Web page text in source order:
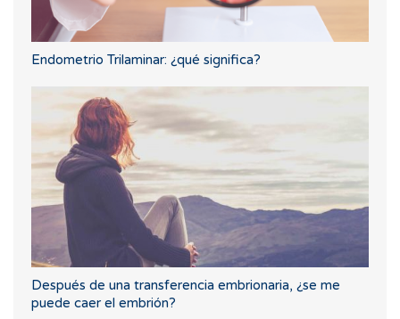
Endometrio Trilaminar: ¿qué significa?
Después de una transferencia embrionaria, ¿se me
puede caer el embrión?